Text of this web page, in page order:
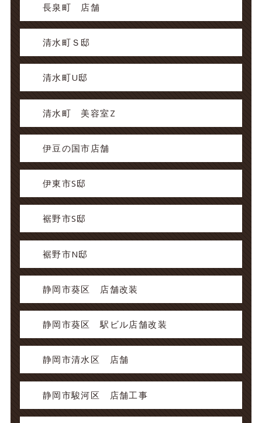
長泉町 店舗
清水町Ｓ邸
清水町U邸
清水町 美容室Z
伊豆の国市店舗
伊東市S邸
裾野市S邸
裾野市N邸
静岡市葵区 店舗改装
静岡市葵区 駅ビル店舗改装
静岡市清水区 店舗
静岡市駿河区 店舗工事